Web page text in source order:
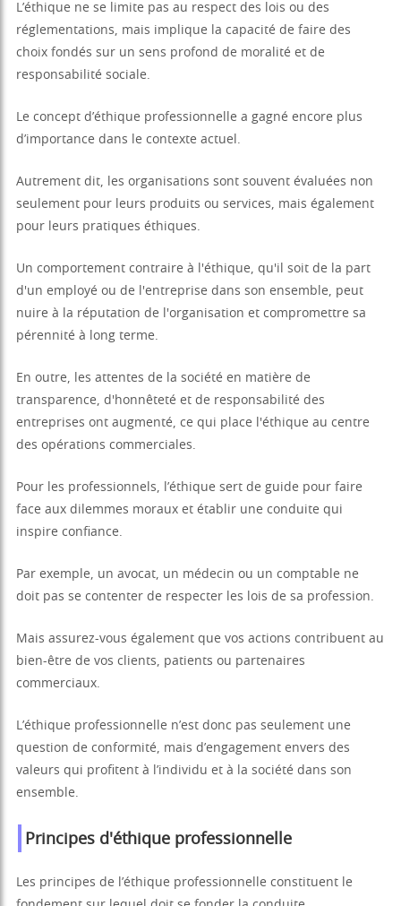
L’éthique ne se limite pas au respect des lois ou des
réglementations, mais implique la capacité de faire des
choix fondés sur un sens profond de moralité et de
responsabilité sociale.
Le concept d’éthique professionnelle a gagné encore plus
d’importance dans le contexte actuel.
Autrement dit, les organisations sont souvent évaluées non
seulement pour leurs produits ou services, mais également
pour leurs pratiques éthiques.
Un comportement contraire à l'éthique, qu'il soit de la part
d'un employé ou de l'entreprise dans son ensemble, peut
nuire à la réputation de l'organisation et compromettre sa
pérennité à long terme.
En outre, les attentes de la société en matière de
transparence, d'honnêteté et de responsabilité des
entreprises ont augmenté, ce qui place l'éthique au centre
des opérations commerciales.
Pour les professionnels, l’éthique sert de guide pour faire
face aux dilemmes moraux et établir une conduite qui
inspire confiance.
Par exemple, un avocat, un médecin ou un comptable ne
doit pas se contenter de respecter les lois de sa profession.
Mais assurez-vous également que vos actions contribuent au
bien-être de vos clients, patients ou partenaires
commerciaux.
L’éthique professionnelle n’est donc pas seulement une
question de conformité, mais d’engagement envers des
valeurs qui profitent à l’individu et à la société dans son
ensemble.
Principes d'éthique professionnelle
Les principes de l’éthique professionnelle constituent le